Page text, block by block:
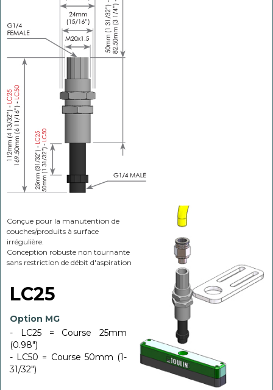
Conçue pour la manutention de
couches/produits à surface
irrégulière.
Conception robuste non tournante
sans restriction de débit d'aspiration
LC25
Option MG
- LC25 = Course 25mm
(0.98")
- LC50 = Course 50mm (1-
31/32")